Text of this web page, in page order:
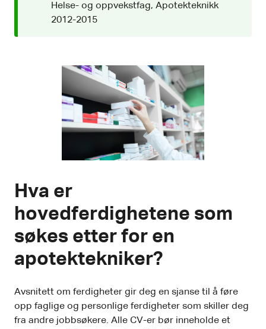
Helse- og oppvekstfag, Apotekteknikk
2012-2015
Hva er
hovedferdighetene som
søkes etter for en
apotektekniker?
Avsnitett om ferdigheter gir deg en sjanse til å føre
opp faglige og personlige ferdigheter som skiller deg
fra andre jobbsøkere. Alle CV-er bør inneholde et